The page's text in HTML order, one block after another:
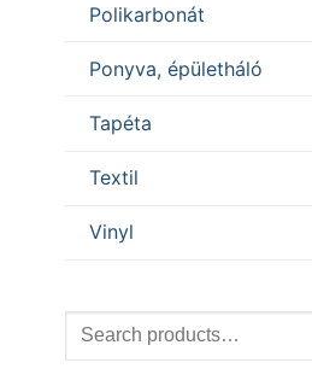
Polikarbonát
Ponyva, épületháló
Tapéta
Textil
Vinyl
Search
for: